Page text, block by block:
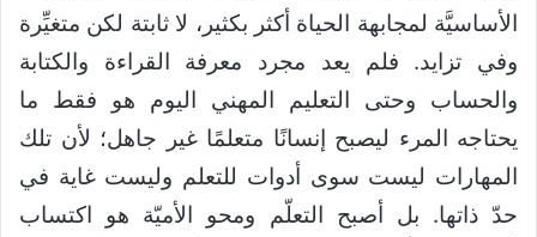
الأساسيَّة لمجابهة الحياة أكثر بكثير، لا ثابتة لكن متغيِّرة
وفي تزايد. فلم يعد مجرد معرفة القراءة والكتابة
والحساب وحتى التعليم المهني اليوم هو فقط ما
يحتاجه المرء ليصبح إنسانًا متعلمًا غير جاهل؛ لأن تلك
المهارات ليست سوى أدوات للتعلم وليست غاية في
حدّ ذاتها. بل أصبح التعلّم ومحو الأميّة هو اكتساب